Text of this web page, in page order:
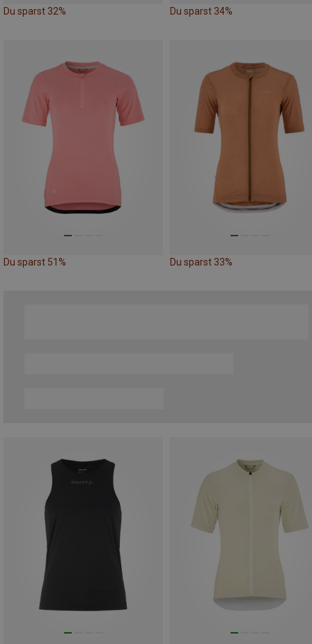
Du sparst 32% Du sparst 34%
Du sparst 51% Du sparst 33%